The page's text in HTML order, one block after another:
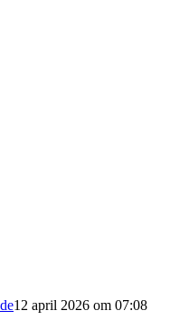
12 april 2026 om 07:08